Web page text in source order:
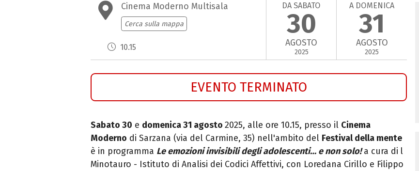
Cinema Moderno Multisala
Cerca sulla mappa
10.15
DA SABATO
30
AGOSTO
2025
A DOMENICA
31
AGOSTO
2025
EVENTO TERMINATO
Sabato 30 e domenica 31 agosto 2025, alle ore 10.15, presso il Cinema
Moderno di Sarzana (via del Carmine, 35) nell'ambito del Festival della mente
è in programma Le emozioni invisibili degli adolescenti… e non solo!a cura di l
Minotauro - Istituto di Analisi dei Codici Affettivi, con Loredana Cirillo e Filippo